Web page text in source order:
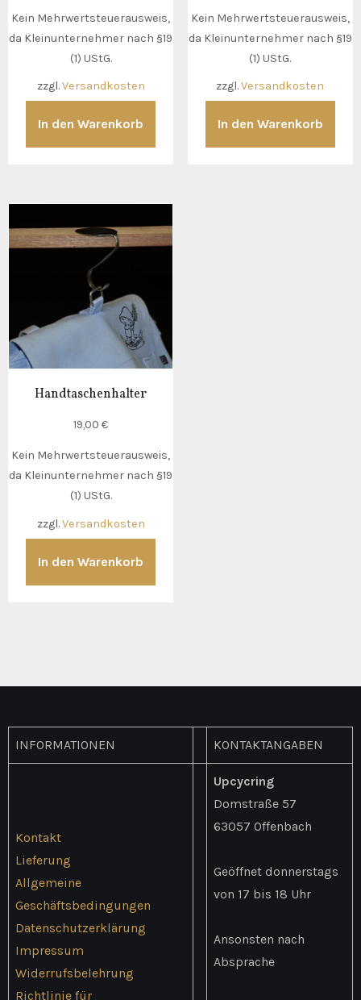
Kein Mehrwertsteuerausweis,
da Kleinunternehmer nach §19
(1) UStG.
zzgl.Versandkosten
In den Warenkorb
Kein Mehrwertsteuerausweis,
da Kleinunternehmer nach §19
(1) UStG.
zzgl.Versandkosten
In den Warenkorb
Handtaschenhalter
19,00€
Kein Mehrwertsteuerausweis,
da Kleinunternehmer nach §19
(1) UStG.
zzgl.Versandkosten
In den Warenkorb
INFORMATIONEN KONTAKTANGABEN
Kontakt
Lieferung
Allgemeine
Geschäftsbedingungen
Datenschutzerklärung
Impressum
Widerrufsbelehrung
Richtlinie für
Upcycring
Domstraße 57
63057 Offenbach
Geöffnet donnerstags
von 17 bis 18 Uhr
Ansonsten nach
Absprache